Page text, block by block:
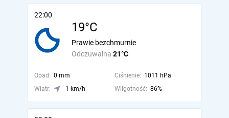
22:00
19°C
Odczuwalna 21°C
Prawie bezchmurnie
Opad: 0 mm Ciśnienie: 1011 hPa
Wiatr:
1 km/h Wilgotność: 86%